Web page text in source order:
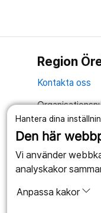
Hantera dina
Den här
Vi använder
analyskakor
Anpassa kakor
Region
Kontakta oss
Tillsammans